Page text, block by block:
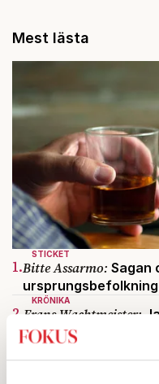
Mest lästa
STICKET
1.Bitte Assarmo: Sagan
KRÖNIKA
2. Frans Wachtmeister:
franska civilisationen
KRÖNIKA
3.Sakine Madon:Efter